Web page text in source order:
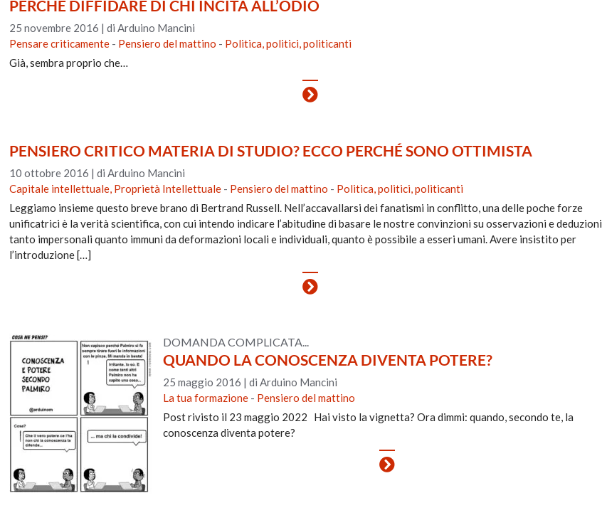
PERCHÉ DIFFIDARE DI CHI INCITA ALL’ODIO
25 novembre 2016 |di Arduino Mancini
Pensare criticamente - Pensiero del mattino - Politica, politici, politicanti
Già, sembra proprio che…
PENSIERO CRITICO MATERIA DI STUDIO? ECCO PERCHÉ SONO OTTIMISTA
10 ottobre 2016 |di Arduino Mancini
Capitale intellettuale, Proprietà Intellettuale - Pensiero del mattino - Politica, politici, politicanti
Leggiamo insieme questo breve brano di Bertrand Russell. Nell’accavallarsi dei fanatismi in conflitto, una delle poche forze
unificatrici è la verità scientifica, con cui intendo indicare l’abitudine di basare le nostre convinzioni su osservazioni e deduzioni
tanto impersonali quanto immuni da deformazioni locali e individuali, quanto è possibile a esseri umani. Avere insistito per
l’introduzione […]
DOMANDA COMPLICATA...
QUANDO LA CONOSCENZA DIVENTA POTERE?
25 maggio 2016 | di Arduino Mancini
La tua formazione- Pensiero del mattino
Post rivisto il 23 maggio 2022 Hai visto la vignetta? Ora dimmi: quando, secondo te, la
conoscenza diventa potere?